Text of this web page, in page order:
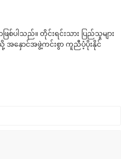
ပါသည်။ တိုင်းရင်းသား ပြည်သူများ
အနှောင်အဖွဲ့ကင်းစွာ ကူညီပံ့ပိုးနိုင်